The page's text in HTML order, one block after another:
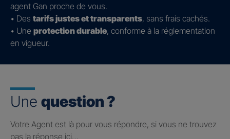
agent Gan proche de vous.
• Des tarifs justes et transparents, sans frais cachés.
• Une protection durable, conforme à la réglementation
en vigueur.
Une question ?
Votre Agent est là pour vous répondre, si vous ne trouvez
pas la réponse ici…